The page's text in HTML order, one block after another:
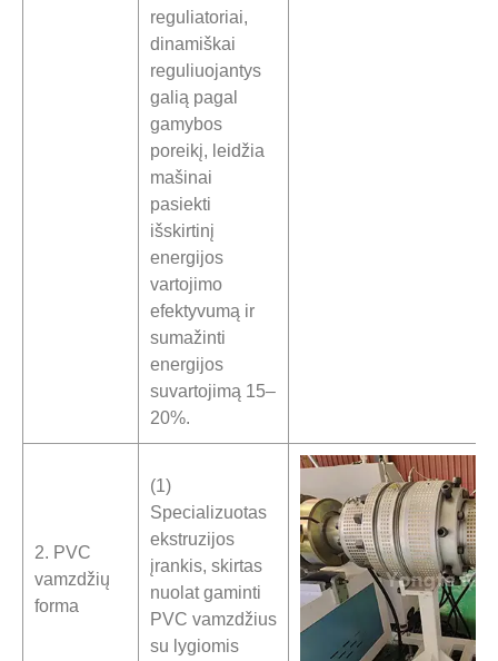
reguliatoriai,
dinamiškai
reguliuojantys
galią pagal
gamybos
poreikį, leidžia
mašinai
pasiekti
išskirtinį
energijos
vartojimo
efektyvumą ir
sumažinti
energijos
suvartojimą 15–
20%.
2. PVC
vamzdžių
forma
(1)
Specializuotas
ekstruzijos
įrankis, skirtas
nuolat gaminti
PVC vamzdžius
su lygiomis